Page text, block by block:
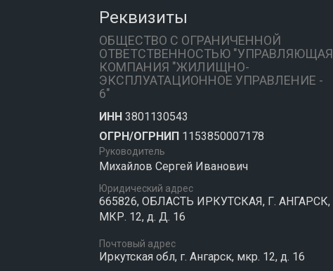
Реквизиты
ОБЩЕСТВО С ОГРАНИЧЕННОЙ
ОТВЕТСТВЕННОСТЬЮ "УПРАВЛЯЮЩАЯ
КОМПАНИЯ "ЖИЛИЩНО-
ЭКСПЛУАТАЦИОННОЕ УПРАВЛЕНИЕ -
6"
ИНН 3801130543
ОГРН/ОГРНИП 1153850007178
Руководитель
Михайлов Сергей Иванович
Юридический адрес
665826, ОБЛАСТЬ ИРКУТСКАЯ, Г. АНГАРСК,
МКР. 12, д. Д. 16
Почтовый адрес
Иркутская обл, г. Ангарск, мкр. 12, д. 16